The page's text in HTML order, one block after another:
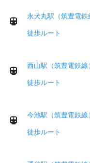
永犬丸駅（筑豊電鉄
徒歩ルート
西山駅（筑豊電鉄線
徒歩ルート
今池駅（筑豊電鉄線
徒歩ルート